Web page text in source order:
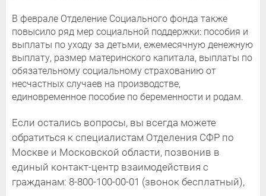
В феврале Отделение Социального фонда также
повысило ряд мер социальной поддержки: пособия и
выплаты по уходу за детьми, ежемесячную денежную
выплату, размер материнского капитала, выплаты по
обязательному социальному страхованию от
несчастных случаев на производстве,
единовременное пособие по беременности и родам.
Если остались вопросы, вы всегда можете
обратиться к специалистам Отделения СФР по
Москве и Московской области, позвонив в
единый контакт-центр взаимодействия с
гражданам: 8-800-100-00-01 (звонок бесплатный),